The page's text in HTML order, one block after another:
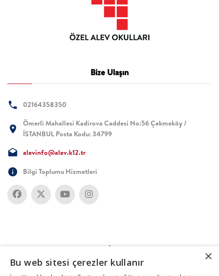
Bize Ulaşın
02164358350
Ömerli Mahallesi Kadirova Caddesi No:56 Çekmeköy /
İSTANBUL Posta Kodu: 34799
alevinfo@alev.k12.tr
Bilgi Toplumu Hizmetleri
×
Bu web sitesi çerezler kullanır